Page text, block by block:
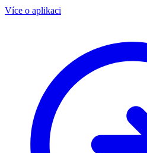
Více o aplikaci